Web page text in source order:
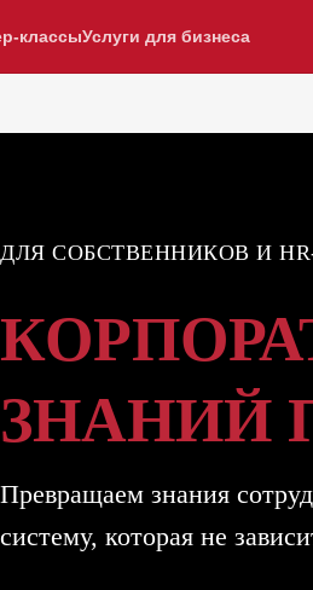
классыУслуги для бизнеса
ДЛЯ СОБСТВЕННИКОВ И
ЗНАНИЙ
Превращаем знания
систему, которая не